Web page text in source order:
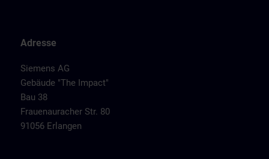
Adresse
Siemens AG
Gebäude "The Impact"
Bau 38
Frauenauracher Str. 80
91056 Erlangen